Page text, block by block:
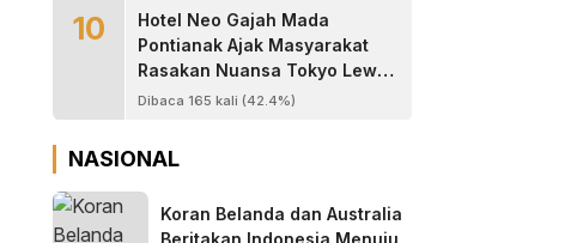
10
Hotel Neo Gajah Mada
Pontianak Ajak Masyarakat
Rasakan Nuansa Tokyo Lewat
Program “60 Seconds to
Dibaca 165 kali (42.4%)
NASIONAL
Koran Belanda dan Australia